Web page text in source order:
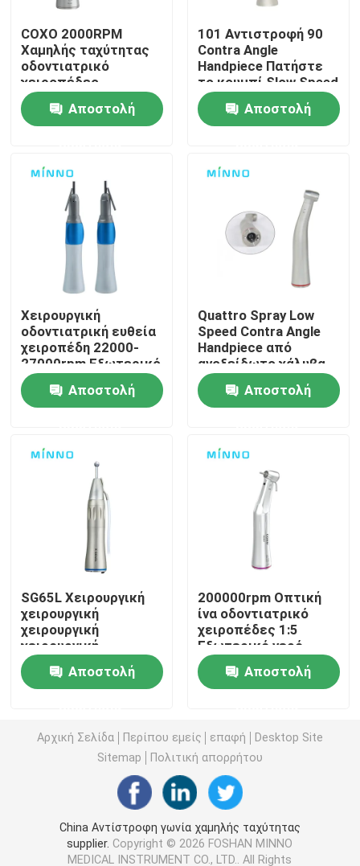
Αρχική Σελίδα
Προϊόντα
Γύρος εργοστασίων
Ποιοτικός έλεγχος
επαφή
Ζητήστε ένα απόσπασμα
Οδοντιατρικές ιατρικές συσκευές
Χειροπέδες οδοντιατρικής χαμηλής ταχύτητας
Δοντιατρικό χειριστήριο υψηλής ταχύτητας
Οδοντιατρική μικροκινητική
οδοντικός αέρας prophy
Οδοντιατρικό φως LED
Οδοντική μηχανή μοσχευμάτων
Ενδοδοντικά προϊόντα
Οδοντιατρική μηχανή φωτεινής θεραπείας
COXO 2000RPM
Χαμηλής ταχύτητας
οδοντιατρικό
χειροπέδες
εμφυτευμένο
χειροπέδιο 20:1
Αποστολή
101 Αντιστροφή 90
Contra Angle
Handpiece Πατήστε
το κουμπί Slow Speed
Αποστολή
Χειρουργική
οδοντιατρική ευθεία
χειροπέδη 22000-
27000rpm Εξωτερικό
κανάλι
Αποστολή
Quattro Spray Low
Speed Contra Angle
Handpiece από
ανοξείδωτο χάλυβα
Αποστολή
SG65L Χειρουργική
χειρουργική
χειρουργική
χειρουργική
χειρουργική
χειρουργική
χειρουργική
χειρουργική
χειρουργική
χειρουργική
χειρουργική
χειρουργική
Αποστολή
200000rpm Οπτική
ίνα οδοντιατρικό
χειροπέδες 1:5
Εξωτερικό νερό
πιέστε κουμπί Chuck
Αποστολή
Αρχική Σελίδα Περίπου εμείς επαφή
Desktop Site
Sitemap
Πολιτική απορρήτου
China Αντίστροφη γωνία χαμηλής ταχύτητας
supplier. Copyright © 2026 FOSHAN MINNO
MEDICAL INSTRUMENT CO., LTD.. All Rights